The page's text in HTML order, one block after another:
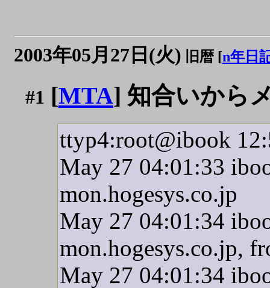
2003年05月27日(火) 旧暦 [n年日
#1 [MTA] 知合いから
ttyp4:root@ibook
May 27 04:01:33
mon.hogesys.co.jp
May 27 04:01:34
mon.hogesys.co.jp,
May 27 04:01:34